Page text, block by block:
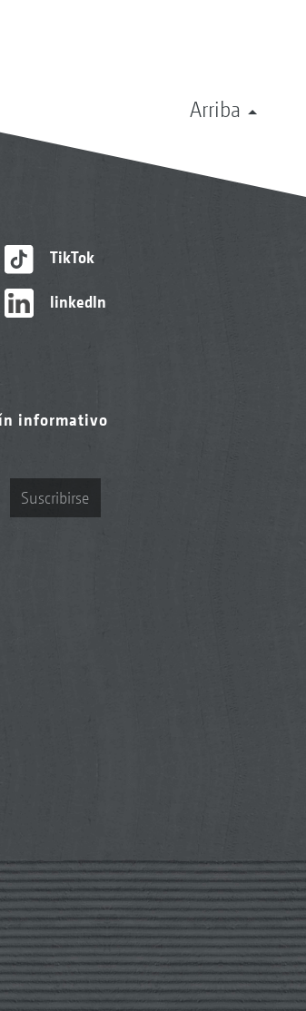
Arriba
TikTok
linkedIn
informativo
Suscribirse